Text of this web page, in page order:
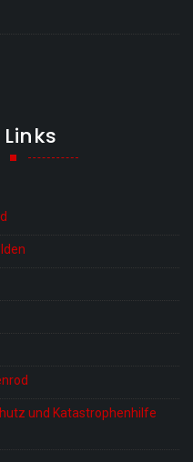
und Katastrophenhilfe